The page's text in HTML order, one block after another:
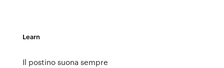
Learn
Il postino suona sempre